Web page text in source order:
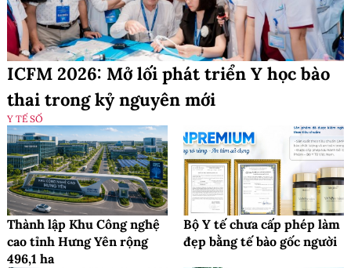
ICFM 2026: Mở lối phát triển Y học bào
thai trong kỷ nguyên mới
Y TẾ SỐ
Thành lập Khu Công nghệ
cao tỉnh Hưng Yên rộng
496,1 ha
Bộ Y tế chưa cấp phép làm
đẹp bằng tế bào gốc người